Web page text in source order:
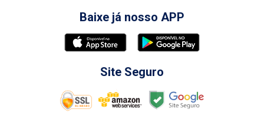
Baixe já nosso APP
Site Seguro